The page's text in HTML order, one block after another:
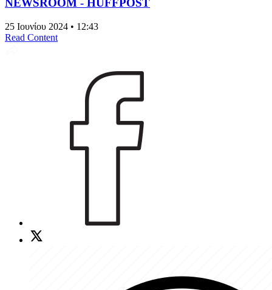
NEWSROOM - HUFFPOST
25 Ιουνίου 2024 • 12:43
Read Content